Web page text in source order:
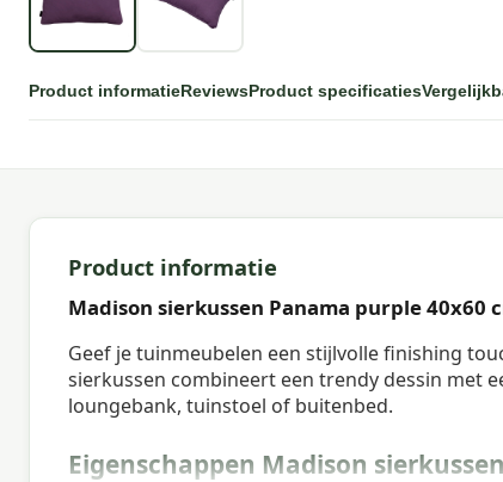
Product informatieReviewsProduct specificaties
Product informatie
Madison sierkussen Panama purple 40x60
Geef je tuinmeubelen een stijlvolle finishing
sierkussen combineert een trendy dessin met
loungebank, tuinstoel of buitenbed.
Eigenschappen Madison